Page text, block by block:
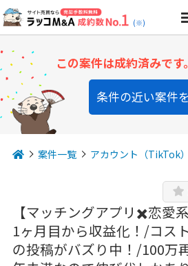
(※)
この案件は成約済みで
条件の近い案件
案件一覧 アカウント（TikTok）
【マッチングアプリ✖️恋愛
1ヶ月目から収益化！/コス
の投稿がバズり中！/100万